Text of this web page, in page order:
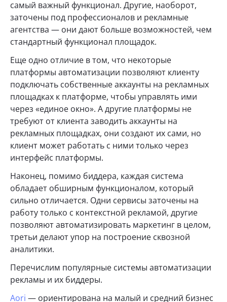
самый важный функционал. Другие, наоборот,
заточены под профессионалов и рекламные
агентства — они дают больше возможностей, чем
стандартный функционал площадок.
Еще одно отличие в том, что некоторые
платформы автоматизации позволяют клиенту
подключать собственные аккаунты на рекламных
площадках к платформе, чтобы управлять ими
через «единое окно». А другие платформы не
требуют от клиента заводить аккаунты на
рекламных площадках, они создают их сами, но
клиент может работать с ними только через
интерфейс платформы.
Наконец, помимо биддера, каждая система
обладает обширным функционалом, который
сильно отличается. Одни сервисы заточены на
работу только с контекстной рекламой, другие
позволяют автоматизировать маркетинг в целом,
третьи делают упор на построение сквозной
аналитики.
Перечислим популярные системы автоматизации
рекламы и их биддеры.
Aori — ориентирована на малый и средний бизнес